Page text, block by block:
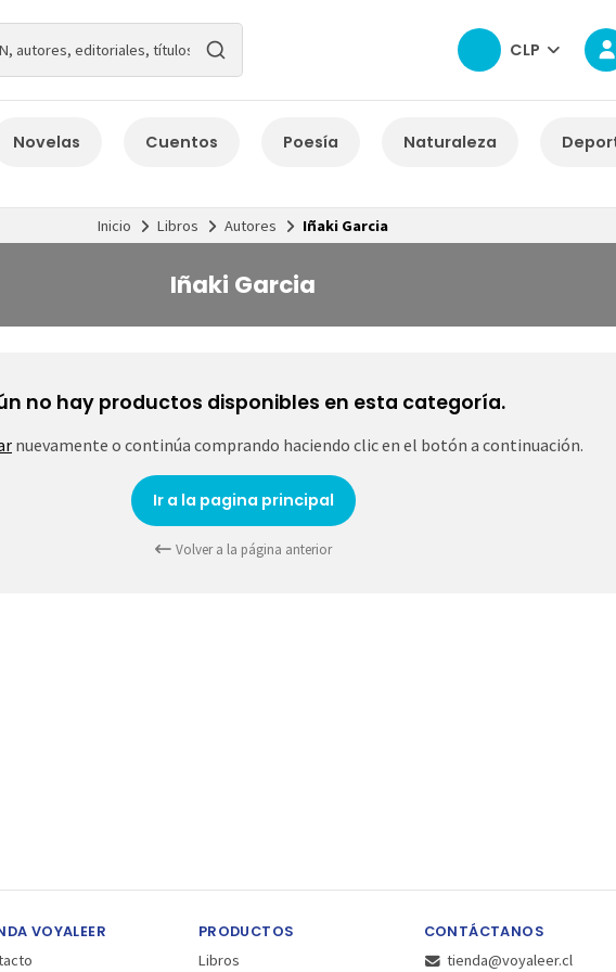
CLP
Novelas Cuentos Poesía Naturaleza
Inicio Libros Autores Iñaki Garcia
Iñaki Garcia
no hay productos disponibles en esta categoría.
nuevamente o continúa comprando haciendo clic en el botón a continuación.
Ir a la pagina principal
Volver a la página anterior
VOYALEER PRODUCTOS
Libros
CONTÁCTANOS
tienda@voyaleer.cl